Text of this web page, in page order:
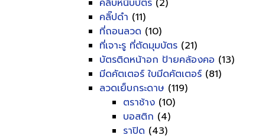
คลิ๊บหนีบบัตร (2)
คลิ๊ปดำ (11)
ที่ถอนลวด (10)
ที่เจาะรู ที่ตัดมุมบัตร (21)
บัตรติดหน้าอก ป้ายคล้องคอ (13)
มีดคัตเตอร์ ใบมีดคัตเตอร์ (81)
ลวดเย็บกระดาษ (119)
ตราช้าง (10)
บอสติก (4)
ราปิด (43)